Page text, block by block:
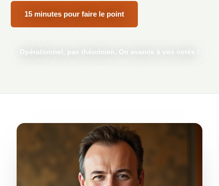
15 minutes pour faire le point
Opérationnel, pas théoricien. On avance à vos cotés !